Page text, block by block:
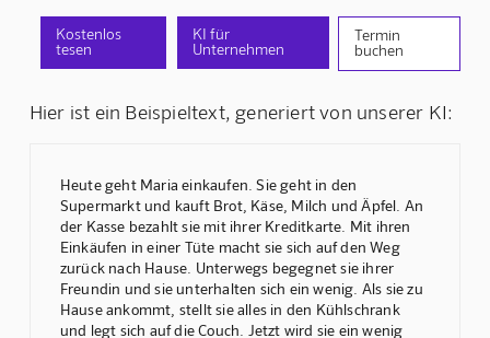
Kostenlos
tesen
KI für
Unternehmen
Termin
buchen
Hier ist ein Beispieltext, generiert von unserer KI:
Heute geht Maria einkaufen. Sie geht in den
Supermarkt und kauft Brot, Käse, Milch und Äpfel. An
der Kasse bezahlt sie mit ihrer Kreditkarte. Mit ihren
Einkäufen in einer Tüte macht sie sich auf den Weg
zurück nach Hause. Unterwegs begegnet sie ihrer
Freundin und sie unterhalten sich ein wenig. Als sie zu
Hause ankommt, stellt sie alles in den Kühlschrank
und legt sich auf die Couch. Jetzt wird sie ein wenig